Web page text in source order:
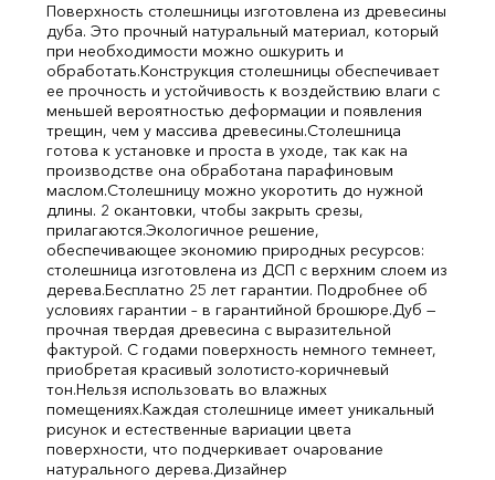
Поверхность столешницы изготовлена из древесины
дуба. Это прочный натуральный материал, который
при необходимости можно ошкурить и
обработать.Конструкция столешницы обеспечивает
ее прочность и устойчивость к воздействию влаги с
меньшей вероятностью деформации и появления
трещин, чем у массива древесины.Столешница
готова к установке и проста в уходе, так как на
производстве она обработана парафиновым
маслом.Столешницу можно укоротить до нужной
длины. 2 окантовки, чтобы закрыть срезы,
прилагаются.Экологичное решение,
обеспечивающее экономию природных ресурсов:
столешница изготовлена из ДСП с верхним слоем из
дерева.Бесплатно 25 лет гарантии. Подробнее об
условиях гарантии – в гарантийной брошюре.Дуб —
прочная твердая древесина с выразительной
фактурой. С годами поверхность немного темнеет,
приобретая красивый золотисто-коричневый
тон.Нельзя использовать во влажных
помещениях.Каждая столешнице имеет уникальный
рисунок и естественные вариации цвета
поверхности, что подчеркивает очарование
натурального дерева.Дизайнер